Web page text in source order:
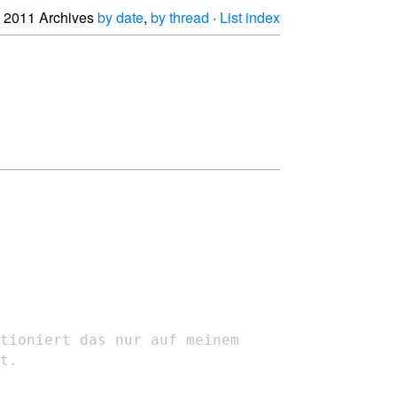
2011 Archivesby date, by thread · List index
das nur auf meinem